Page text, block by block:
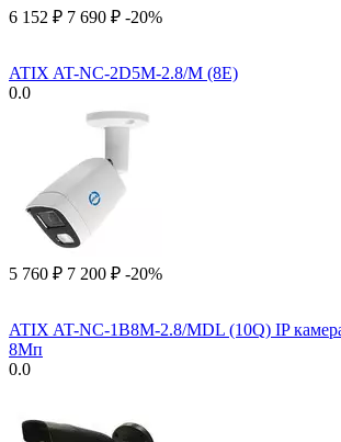
6 152 ₽ 7 690 ₽ -20%
ATIX AT-NC-2D5M-2.8/M (8E)
0.0
5 760 ₽ 7 200 ₽ -20%
ATIX AT-NC-1B8M-2.8/MDL (10Q) IP
8Мп
0.0